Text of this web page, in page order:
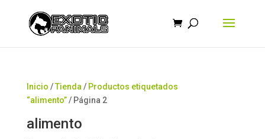
Inicio /Tienda / Productos etiquetados
“alimento”/ Página 2
alimento